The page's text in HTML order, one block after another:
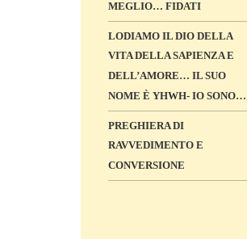
MEGLIO… FIDATI
LODIAMO IL DIO DELLA
VITA DELLA SAPIENZA E
DELL’AMORE… IL SUO
NOME È YHWH- IO SONO…
PREGHIERA DI
RAVVEDIMENTO E
CONVERSIONE